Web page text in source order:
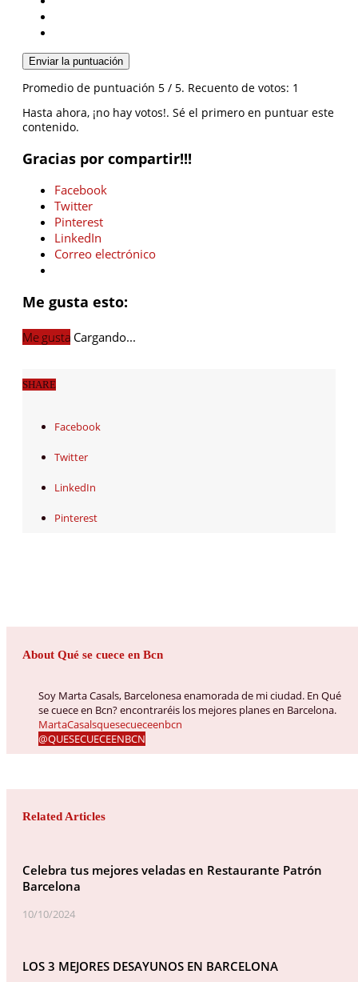
Enviar la puntuación
Promedio de puntuación 5 / 5. Recuento de votos: 1
Hasta ahora, ¡no hay votos!. Sé el primero en puntuar este
contenido.
Gracias por compartir!!!
Facebook
Twitter
Pinterest
LinkedIn
Correo electrónico
Me gusta esto:
Me gusta Cargando...
SHARE
Facebook
Twitter
LinkedIn
Pinterest
About Qué se cuece en Bcn
Soy Marta Casals, Barcelonesa enamorada de mi ciudad. En Qué
se cuece en Bcn? encontraréis los mejores planes en Barcelona.
MartaCasalsquesecueceenbcn
@QUESECUECEENBCN
Related Articles
Celebra tus mejores veladas en Restaurante Patrón
Barcelona
10/10/2024
LOS 3 MEJORES DESAYUNOS EN BARCELONA